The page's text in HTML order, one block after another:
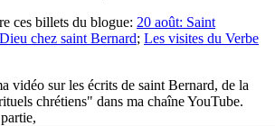
ces billets du blogue: 20 août: Saint
chez saint Bernard; Les visites du Verbe
vidéo sur les écrits de saint Bernard, de la
chrétiens" dans ma chaîne YouTube.